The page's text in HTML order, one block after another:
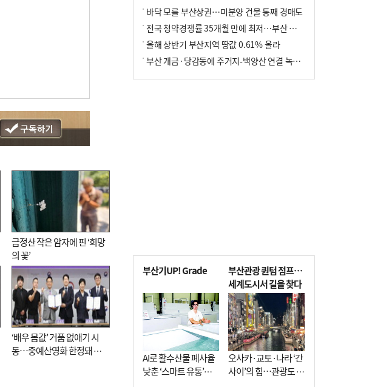
금정산 작은 암자에 핀 ‘희망
의 꽃’
‘배우 몸값’ 거품 없애기 시
동…중예산영화 한정돼 실
바닥 모를 부산상권…미분양 건물 통째 경매도
전국 청약경쟁률 35개월 만에 최저…부산 미분양 ‘적체’ 심화
올해 상반기 부산지역 땅값 0.61% 올라
부산 개금·당감동에 주거지-백양산 연결 녹지 조성
부산기UP! Grade
AI로 활수산물 폐사율
낮춘 ‘스마트 유통’…
사막·산악지대 수출
부산관광 퀀텀 점프…
세계도시서 길을 찾다
오사카·교토·나라 ‘간
사이’의 힘…관광도 뭉
쳐야 흥한다